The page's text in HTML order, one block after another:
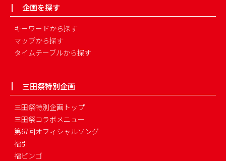
企画を探す
キーワードから探す
マップから探す
タイムテーブルから探す
三田祭特別企画
三田祭特別企画トップ
三田祭コラボメニュー
第67回オフィシャルソング
福引
福ビンゴ